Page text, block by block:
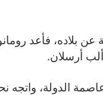
عن بلاده، فأعد
أرسلان.
الدولة، واتجه